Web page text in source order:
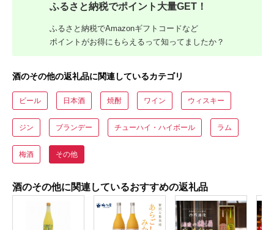
ふるさと納税でポイント大量GET！
ふるさと納税でAmazonギフトコードなど
ポイントがお得にもらえるって知ってましたか？
酒のその他の返礼品に関連しているカテゴリ
ビール 日本酒 焼酎 ワイン ウィスキー
ジン ブランデー チューハイ・ハイボール ラム
梅酒 その他
酒のその他に関連しているおすすめの返礼品